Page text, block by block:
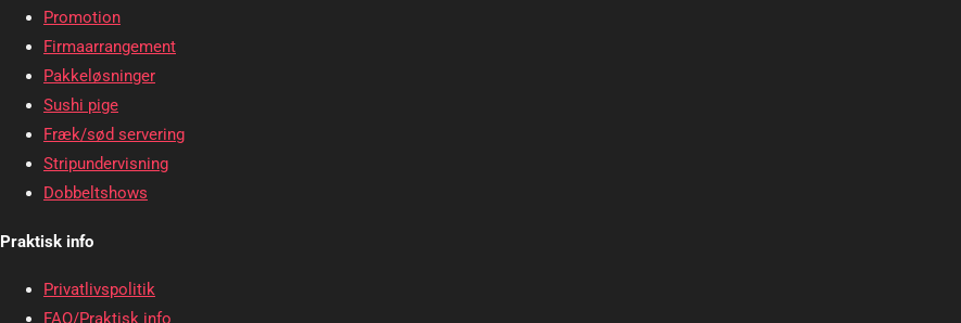
Promotion
Firmaarrangement
Pakkeløsninger
Sushi pige
Fræk/sød servering
Stripundervisning
Dobbeltshows
Praktisk info
Privatlivspolitik
FAQ/Praktisk info